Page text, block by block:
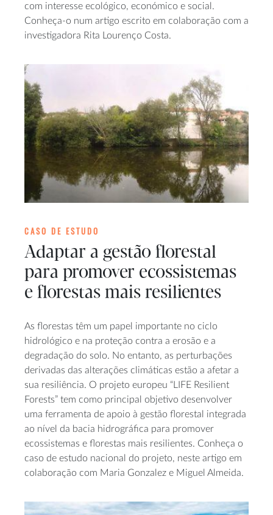
com interesse ecológico, económico e social.
Conheça-o num artigo escrito em colaboração com a
investigadora Rita Lourenço Costa.
CASO DE ESTUDO
Adaptar a gestão florestal
para promover ecossistemas
e florestas mais resilientes
As florestas têm um papel importante no ciclo
hidrológico e na proteção contra a erosão e a
degradação do solo. No entanto, as perturbações
derivadas das alterações climáticas estão a afetar a
sua resiliência. O projeto europeu “LIFE Resilient
Forests” tem como principal objetivo desenvolver
uma ferramenta de apoio à gestão florestal integrada
ao nível da bacia hidrográfica para promover
ecossistemas e florestas mais resilientes. Conheça o
caso de estudo nacional do projeto, neste artigo em
colaboração com Maria Gonzalez e Miguel Almeida.